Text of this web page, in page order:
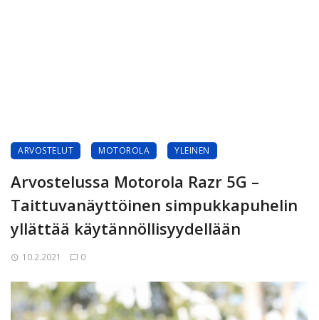
ARVOSTELUT MOTOROLA YLEINEN
Arvostelussa Motorola Razr 5G –
Taittuvanäyttöinen simpukkapuhelin
yllättää käytännöllisyydellään
10.2.2021 0